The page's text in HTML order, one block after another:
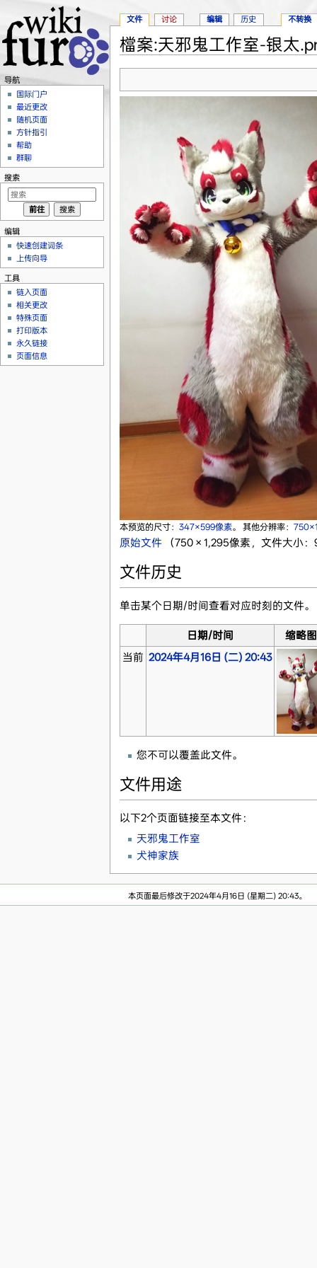
檔案:天邪鬼工作室-银太
本预览的尺寸： 347×599像素。 其他分辨率：
原始文件‎ （750 × 1,295像素，文件大小
文件历史
单击某个日期/时间查看对应时刻的文件。
日期/时间
缩略图
当前 2024年4月16日 (二) 20:43
您不可以覆盖此文件。
文件用途
以下2个页面链接至本文件：
天邪鬼工作室
犬神家族
文件 讨论 编辑 历史 不转换
导航
国际门户
最近更改
随机页面
方针指引
帮助
群聊
搜索
编辑
快速创建词条
上传向导
工具
链入页面
相关更改
特殊页面
打印版本
永久链接
页面信息
本页面最后修改于2024年4月16日 (星期二) 20:43。